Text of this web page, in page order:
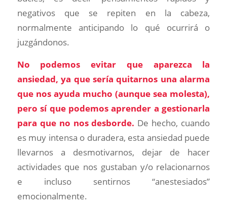
negativos que se repiten en la cabeza,
normalmente anticipando lo qué ocurrirá o
juzgándonos.
No podemos evitar que aparezca la
ansiedad, ya que sería quitarnos una alarma
que nos ayuda mucho (aunque sea molesta),
pero sí que podemos aprender a gestionarla
para que no nos desborde. De hecho, cuando
es muy intensa o duradera, esta ansiedad puede
llevarnos a desmotivarnos, dejar de hacer
actividades que nos gustaban y/o relacionarnos
e incluso sentirnos “anestesiados”
emocionalmente.